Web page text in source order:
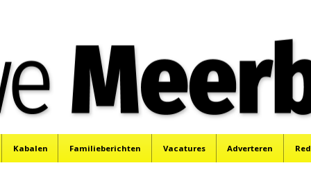
Kabalen Familieberichten Vacatures Adverteren